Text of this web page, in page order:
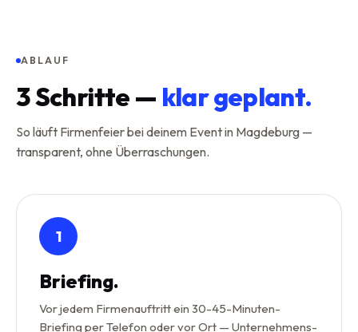
ABLAUF
3Schritte — klar geplant.
So läuft Firmenfeier bei deinem Event in Magdeburg —
transparent, ohne Überraschungen.
1
Briefing.
Vor jedem Firmenauftritt ein 30-45-Minuten-
Briefing per Telefon oder vor Ort — Unternehmens-